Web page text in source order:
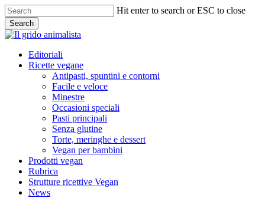
Skip
to
main
content
Hit enter to search or ESC to close
Search
Close
Menu
Editoriali
Ricette vegane
Antipasti, spuntini e contorni
Facile e veloce
Minestre
Occasioni speciali
Pasti principali
Senza glutine
Torte, meringhe e dessert
Vegan per bambini
Prodotti vegan
Rubrica
Strutture ricettive Vegan
News